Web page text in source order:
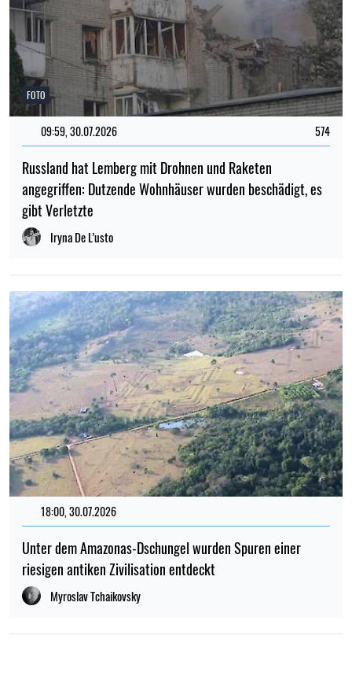
FOTO
09:59, 30.07.2026 574
Russland hat Lemberg mit Drohnen und Raketen
angegriffen: Dutzende Wohnhäuser wurden beschädigt, es
gibt Verletzte
Iryna De L’usto
18:00, 30.07.2026
Unter dem Amazonas-Dschungel wurden Spuren einer
riesigen antiken Zivilisation entdeckt
Myroslav Tchaikovsky